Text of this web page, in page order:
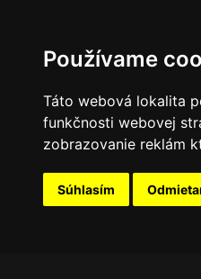
Používame
Táto webová lokalita
funkčnosti webovej
zobrazovanie reklám
Súhlasím